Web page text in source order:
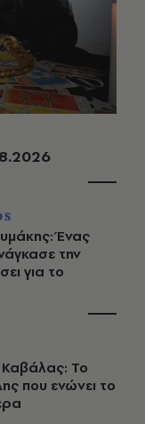
Ένας
την
για το
Το
που ενώνει το